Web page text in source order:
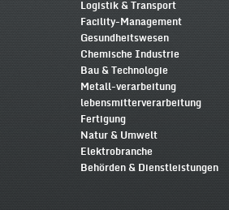
Logistik & Transport
Facility-Management
Gesundheitswesen
Chemische Industrie
Bau & Technologie
Metall-verarbeitung
lebensmitterverarbeitung
Fertigung
Natur & Umwelt
Elektrobranche
Behörden & Dienstleistungen